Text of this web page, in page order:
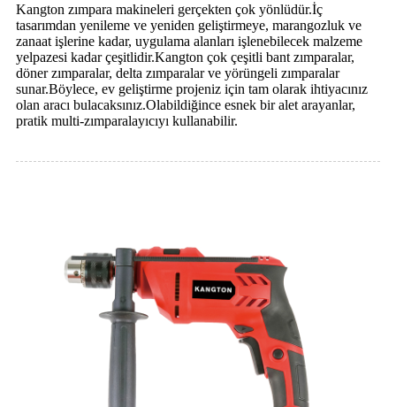
Kangton zımpara makineleri gerçekten çok yönlüdür.İç
tasarımdan yenileme ve yeniden geliştirmeye, marangozluk ve
zanaat işlerine kadar, uygulama alanları işlenebilecek malzeme
yelpazesi kadar çeşitlidir.Kangton çok çeşitli bant zımparalar,
döner zımparalar, delta zımparalar ve yörüngeli zımparalar
sunar.Böylece, ev geliştirme projeniz için tam olarak ihtiyacınız
olan aracı bulacaksınız.Olabildiğince esnek bir alet arayanlar,
pratik multi-zımparalayıcıyı kullanabilir.